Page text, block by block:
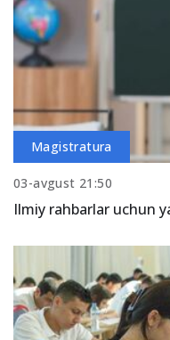
Magistratura
03-avgust 21:50
Ilmiy rahbarlar uchun